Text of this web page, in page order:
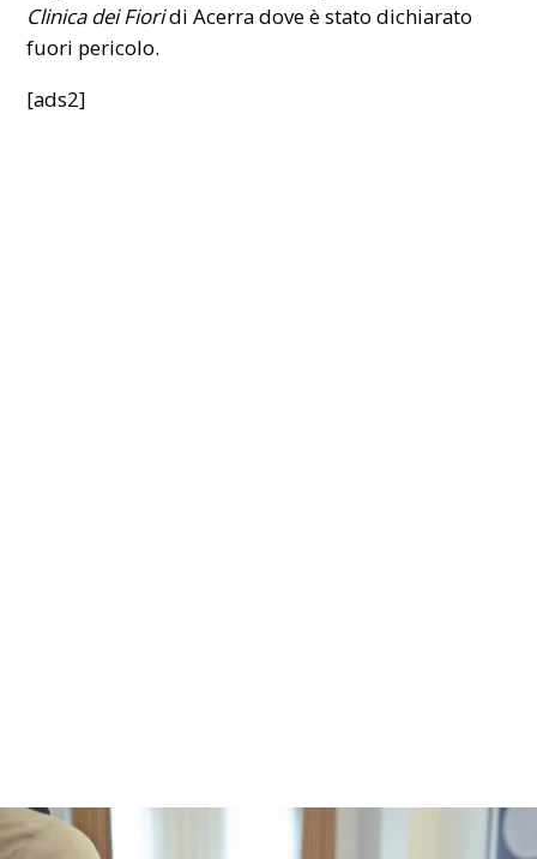
Clinica dei FioridiAcerradove è stato dichiarato
fuori pericolo.
[ads2]